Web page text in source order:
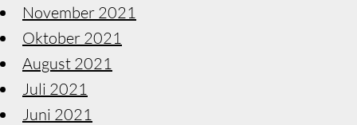
November 2021
Oktober 2021
August 2021
Juli 2021
Juni 2021